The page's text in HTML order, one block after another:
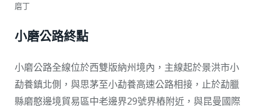
磨丁
小磨公路終點
小磨公路全線位於西雙版納州境內，主線起於景洪市小
勐養鎮北側，與思茅至小勐養高速公路相接，止於勐臘
縣磨憨邊境貿易區中老邊界29號界樁附近，與昆曼國際